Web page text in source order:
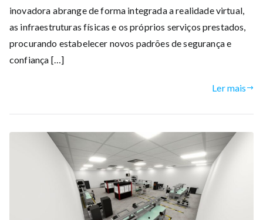
inovadora abrange de forma integrada a realidade virtual,
as infraestruturas físicas e os próprios serviços prestados,
procurando estabelecer novos padrões de segurança e
confiança […]
Ler mais